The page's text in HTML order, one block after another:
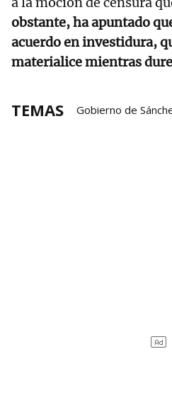
obstante, ha apuntado
acuerdo en investidura,
materialice mientras
TEMAS Gobierno de